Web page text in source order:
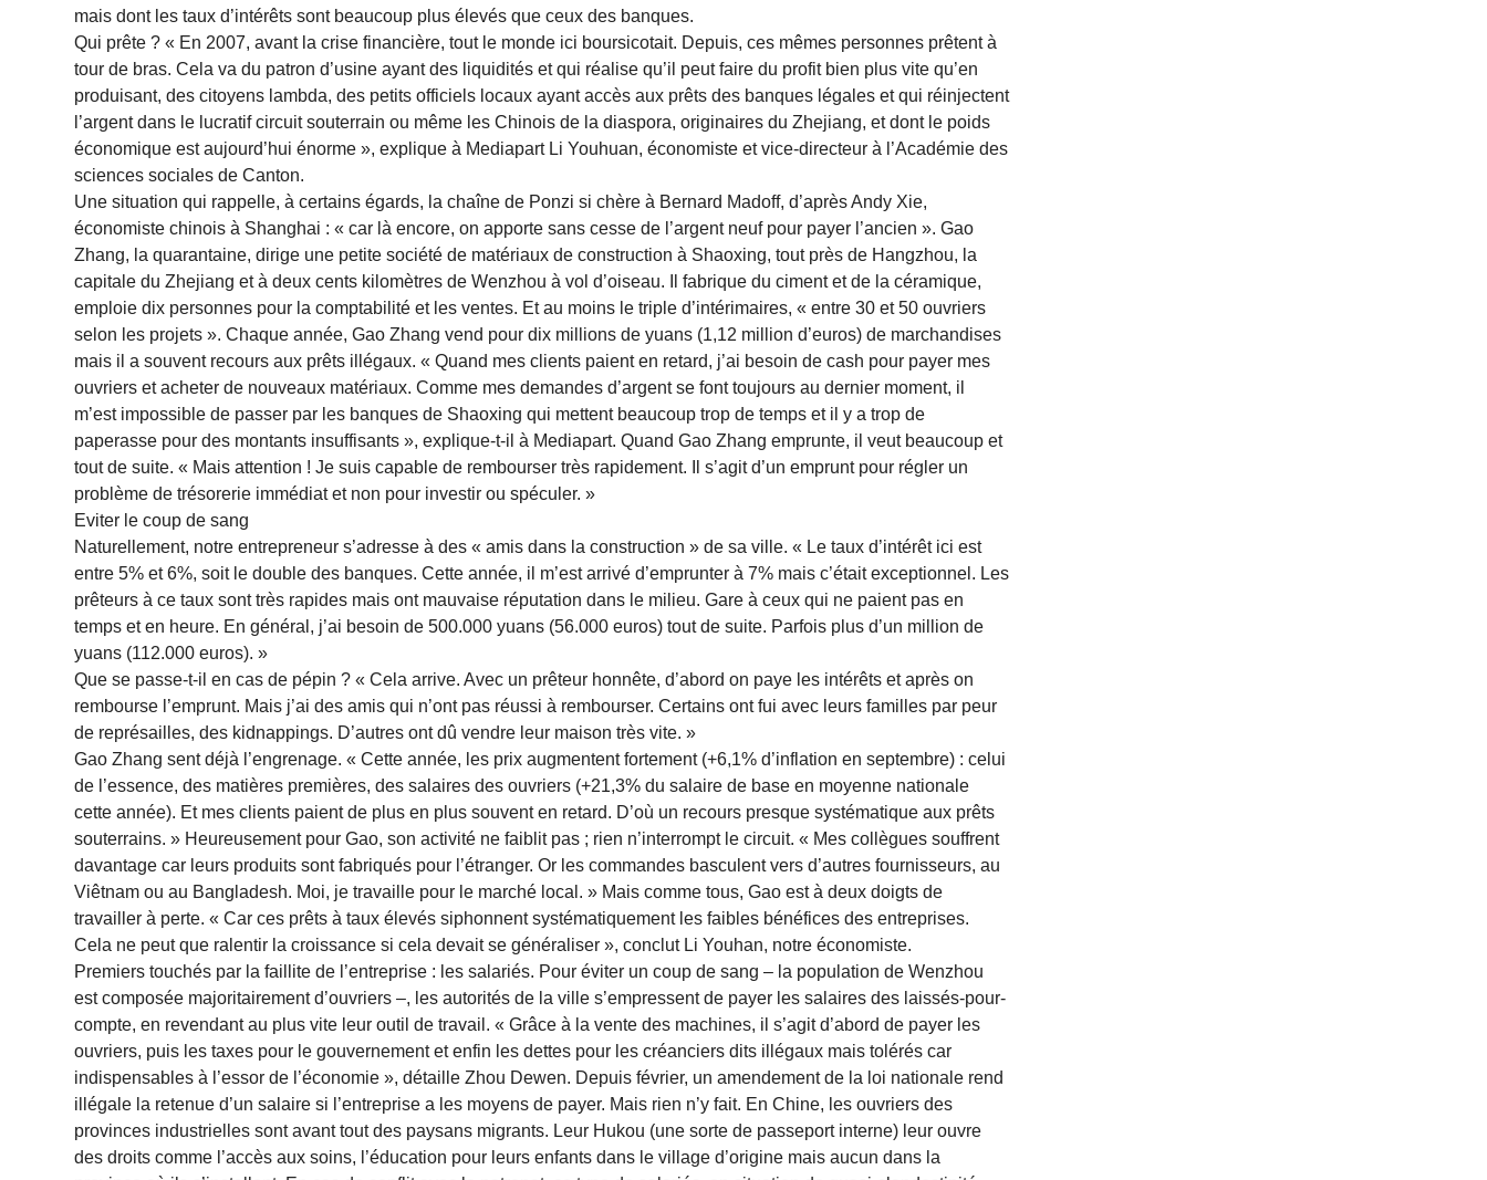
mais dont les taux d’intérêts sont beaucoup plus élevés que ceux des banques.
Qui prête ? « En 2007, avant la crise financière, tout le monde ici boursicotait. Depuis, ces mêmes personnes prêtent à
tour de bras. Cela va du patron d’usine ayant des liquidités et qui réalise qu’il peut faire du profit bien plus vite qu’en
produisant, des citoyens lambda, des petits officiels locaux ayant accès aux prêts des banques légales et qui réinjectent
l’argent dans le lucratif circuit souterrain ou même les Chinois de la diaspora, originaires du Zhejiang, et dont le poids
économique est aujourd’hui énorme », explique à Mediapart Li Youhuan, économiste et vice-directeur à l’Académie des
sciences sociales de Canton.
Une situation qui rappelle, à certains égards, la chaîne de Ponzi si chère à Bernard Madoff, d’après Andy Xie,
économiste chinois à Shanghai : « car là encore, on apporte sans cesse de l’argent neuf pour payer l’ancien ». Gao
Zhang, la quarantaine, dirige une petite société de matériaux de construction à Shaoxing, tout près de Hangzhou, la
capitale du Zhejiang et à deux cents kilomètres de Wenzhou à vol d’oiseau. Il fabrique du ciment et de la céramique,
emploie dix personnes pour la comptabilité et les ventes. Et au moins le triple d’intérimaires, « entre 30 et 50 ouvriers
selon les projets ». Chaque année, Gao Zhang vend pour dix millions de yuans (1,12 million d’euros) de marchandises
mais il a souvent recours aux prêts illégaux. « Quand mes clients paient en retard, j’ai besoin de cash pour payer mes
ouvriers et acheter de nouveaux matériaux. Comme mes demandes d’argent se font toujours au dernier moment, il
m’est impossible de passer par les banques de Shaoxing qui mettent beaucoup trop de temps et il y a trop de
paperasse pour des montants insuffisants », explique-t-il à Mediapart. Quand Gao Zhang emprunte, il veut beaucoup et
tout de suite. « Mais attention ! Je suis capable de rembourser très rapidement. Il s’agit d’un emprunt pour régler un
problème de trésorerie immédiat et non pour investir ou spéculer. »
Eviter le coup de sang
Naturellement, notre entrepreneur s’adresse à des « amis dans la construction » de sa ville. « Le taux d’intérêt ici est
entre 5% et 6%, soit le double des banques. Cette année, il m’est arrivé d’emprunter à 7% mais c’était exceptionnel. Les
prêteurs à ce taux sont très rapides mais ont mauvaise réputation dans le milieu. Gare à ceux qui ne paient pas en
temps et en heure. En général, j’ai besoin de 500.000 yuans (56.000 euros) tout de suite. Parfois plus d’un million de
yuans (112.000 euros). »
Que se passe-t-il en cas de pépin ? « Cela arrive. Avec un prêteur honnête, d’abord on paye les intérêts et après on
rembourse l’emprunt. Mais j’ai des amis qui n’ont pas réussi à rembourser. Certains ont fui avec leurs familles par peur
de représailles, des kidnappings. D’autres ont dû vendre leur maison très vite. »
Gao Zhang sent déjà l’engrenage. « Cette année, les prix augmentent fortement (+6,1% d’inflation en septembre) : celui
de l’essence, des matières premières, des salaires des ouvriers (+21,3% du salaire de base en moyenne nationale
cette année). Et mes clients paient de plus en plus souvent en retard. D’où un recours presque systématique aux prêts
souterrains. » Heureusement pour Gao, son activité ne faiblit pas ; rien n’interrompt le circuit. « Mes collègues souffrent
davantage car leurs produits sont fabriqués pour l’étranger. Or les commandes basculent vers d’autres fournisseurs, au
Viêtnam ou au Bangladesh. Moi, je travaille pour le marché local. » Mais comme tous, Gao est à deux doigts de
travailler à perte. « Car ces prêts à taux élevés siphonnent systématiquement les faibles bénéfices des entreprises.
Cela ne peut que ralentir la croissance si cela devait se généraliser », conclut Li Youhan, notre économiste.
Premiers touchés par la faillite de l’entreprise : les salariés. Pour éviter un coup de sang – la population de Wenzhou
est composée majoritairement d’ouvriers –, les autorités de la ville s’empressent de payer les salaires des laissés-pour-
compte, en revendant au plus vite leur outil de travail. « Grâce à la vente des machines, il s’agit d’abord de payer les
ouvriers, puis les taxes pour le gouvernement et enfin les dettes pour les créanciers dits illégaux mais tolérés car
indispensables à l’essor de l’économie », détaille Zhou Dewen. Depuis février, un amendement de la loi nationale rend
illégale la retenue d’un salaire si l’entreprise a les moyens de payer. Mais rien n’y fait. En Chine, les ouvriers des
provinces industrielles sont avant tout des paysans migrants. Leur Hukou (une sorte de passeport interne) leur ouvre
des droits comme l’accès aux soins, l’éducation pour leurs enfants dans le village d’origine mais aucun dans la